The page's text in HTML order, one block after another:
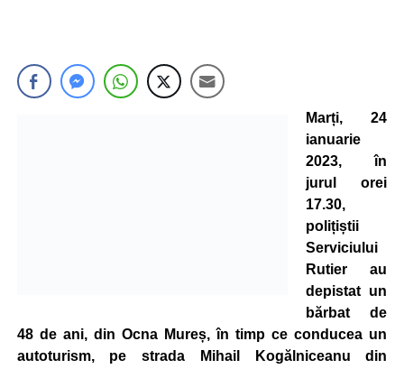
Marți, 24
ianuarie
2023, în
jurul orei
17.30,
polițiștii
Serviciului
Rutier au
depistat un
bărbat de
48 de ani, din Ocna Mureș, în timp ce conducea un
autoturism, pe strada Mihail Kogălniceanu din